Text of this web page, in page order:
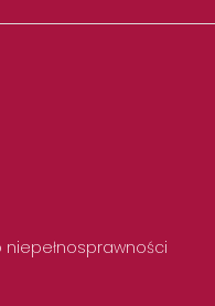
niepełnosprawności